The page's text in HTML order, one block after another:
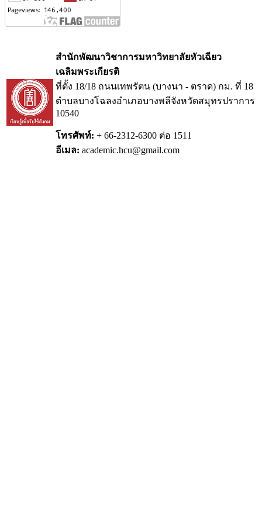
สำนักพัฒนาวิชาการมหาวิทยาลัยหัวเฉียว
เฉลิมพระเกียรติ
ที่ตั้ง 18/18 ถนนเทพรัตน (บางนา - ตราด) กม. ที่ 18
ตำบลบางโฉลงอำเภอบางพลีจังหวัดสมุทรปราการ
10540
โทรศัพท์: + 66-2312-6300 ต่อ 1511
อีเมล: academic.hcu@gmail.com